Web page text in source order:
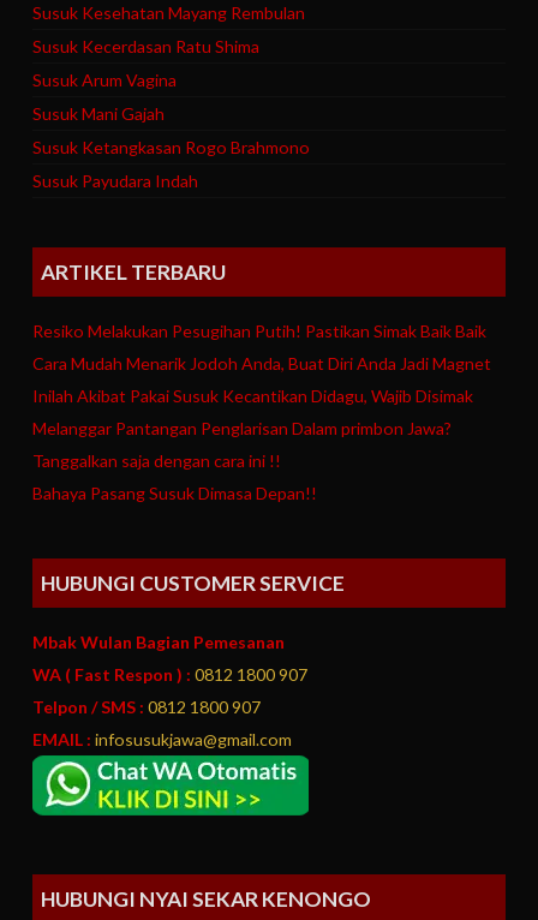
Susuk Kesehatan Mayang Rembulan
Susuk Kecerdasan Ratu Shima
Susuk Arum Vagina
Susuk Mani Gajah
Susuk Ketangkasan Rogo Brahmono
Susuk Payudara Indah
ARTIKEL TERBARU
Resiko Melakukan Pesugihan Putih! Pastikan Simak Baik Baik
Cara Mudah Menarik Jodoh Anda, Buat Diri Anda Jadi Magnet
Inilah Akibat Pakai Susuk Kecantikan Didagu, Wajib Disimak
Melanggar Pantangan Penglarisan Dalam primbon Jawa?
Tanggalkan saja dengan cara ini !!
Bahaya Pasang Susuk Dimasa Depan!!
HUBUNGI CUSTOMER SERVICE
Mbak Wulan Bagian Pemesanan
WA ( Fast Respon ) : 0812 1800 907
Telpon / SMS : 0812 1800 907
EMAIL : infosusukjawa@gmail.com
HUBUNGI NYAI SEKAR KENONGO